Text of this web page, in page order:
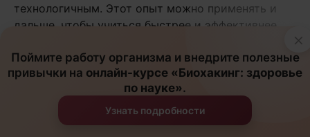
технологичным. Этот опыт можно применять и
дальше, чтобы учиться быстрее и эффективнее.
Попробуйтетакие подходы:
Овладейте цифровыми инструментами
поможет оставаться конкурентоспособными.
Изучайте soft skills– коммуникация,
×
Поймите работу организма и внедрите полезные
привычки на онлайн-курсе «Биохакинг: здоровье
по науке».
Узнать подробности